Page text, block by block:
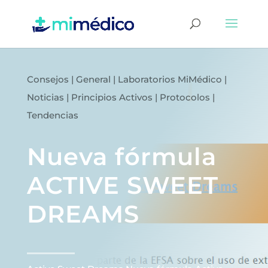
Consejos | General | Laboratorios MiMédico |
Noticias | Principios Activos | Protocolos |
Tendencias
Nueva fórmula
ACTIVE SWEET
DREAMS